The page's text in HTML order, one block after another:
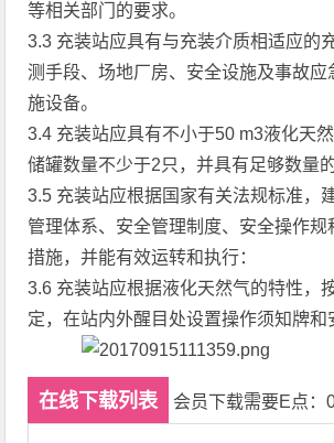
等相关部门的要求。
3.3 充装站应具有与充装介质相适应的
测手段、场地厂房、安全设施及事故应
施设备。
3.4 充装站应具有不小于50 m3液化天
储罐数量不少于2只，并具有足够数量
3.5 充装站应根据国家有关法规标准，
管理体系、安全管理制度、安全操作规
措施，并能有效运转和执行：
3.6 充装站应根据液化天然气的特性，
定，在站内外醒目处设置操作须知牌和
在线下载列表 会员下载需要E点：